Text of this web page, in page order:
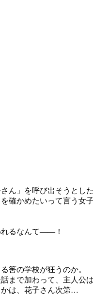
ん」を呼び出そうとした
確かめたいって言う女
れるなんて――！
筈の学校が狂うのか。
まで加わって、主人公は
は、花子さん次第…